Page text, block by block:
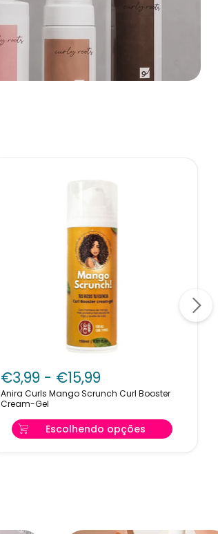
Curls
Mango
Scrunch
Curl
Booster
Cream-
Gel
€3,99 - €15,99
Anira Curls Mango Scrunch Curl Booster
Cream-Gel
Escolhendo opções